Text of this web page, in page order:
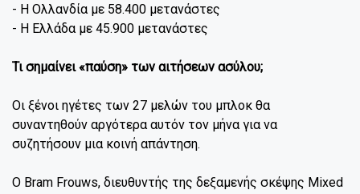
- Η Ολλανδία με 58.400 μετανάστες
- Η Ελλάδα με 45.900 μετανάστες
Τι σημαίνει «παύση» των αιτήσεων ασύλου;
Οι ξένοι ηγέτες των 27 μελών του μπλοκ θα
συναντηθούν αργότερα αυτόν τον μήνα για να
συζητήσουν μια κοινή απάντηση.
Ο Bram Frouws, διευθυντής της δεξαμενής σκέψης Mixed